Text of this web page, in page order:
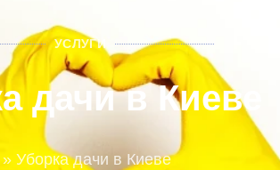
УСЛУГИ
дачи в Киеве
» Уборка дачи в Киеве